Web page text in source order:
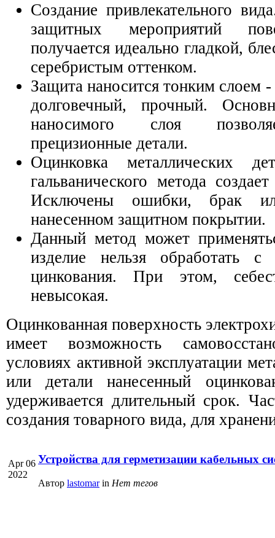
Создание привлекательного
защитных мероприятий
получается идеально гладкой,
серебристым оттенком.
Защита наносится тонким слоем
долговечный, прочный.
наносимого слоя
прецизионные детали.
Оцинковка металлических
гальванического метода
Исключены ошибки, брак
нанесенном защитном покрытии.
Данный метод может
изделие нельзя обработать
цинкования. При этом,
невысокая.
Оцинкованная поверхность
имеет возможность
условиях активной эксплуатации
или детали нанесенный
удерживается длительный срок.
создания товарного вида, для
Apr 06
2022
Устройства для герметизации кабельных
Автор lastomarin Нет тегов